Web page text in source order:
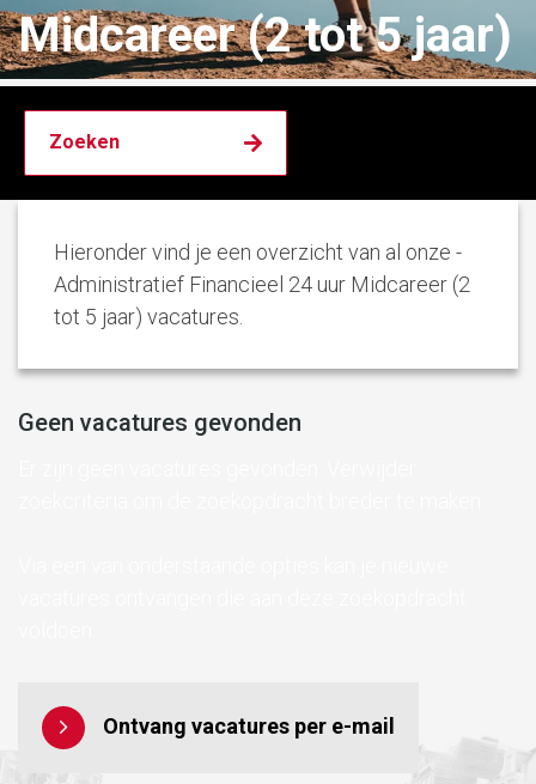
Midcareer (2 tot 5 jaar)
Hieronder vind je een overzicht van al onze -
Administratief Financieel 24 uur Midcareer (2
tot 5 jaar) vacatures.
Geen vacatures gevonden
Ontvang vacatures per e-mail